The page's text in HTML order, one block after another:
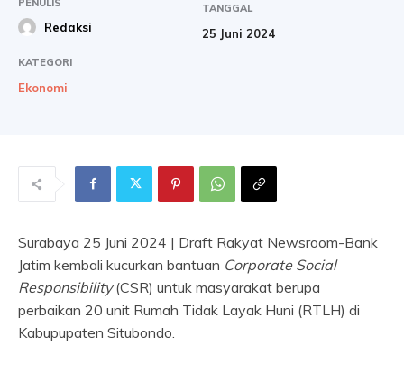
Redaksi
TANGGAL
25 Juni 2024
KATEGORI
Ekonomi
Surabaya 25 Juni 2024 | Draft Rakyat Newsroom-Bank
Jatim kembali kucurkan bantuan Corporate Social
Responsibility(CSR) untuk masyarakat berupa
perbaikan 20 unit Rumah Tidak Layak Huni (RTLH) di
Kabupupaten Situbondo.